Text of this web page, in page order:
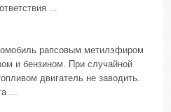
...
рапсовым метилэфиром
и бензином. При случайной
двигатель не заводить.
...